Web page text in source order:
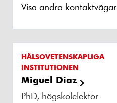
Visa andra kontaktvägar
HÄLSOVETENSKAPLIGA
INSTITUTIONEN
Miguel Diaz
PhD, högskolelektor